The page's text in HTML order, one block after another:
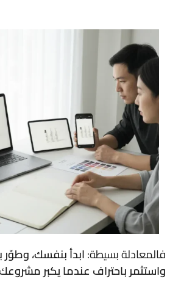
فالمعادلة بسيطة:ابدأ بنفسك،
واستثمر باحتراف عندما يكبر